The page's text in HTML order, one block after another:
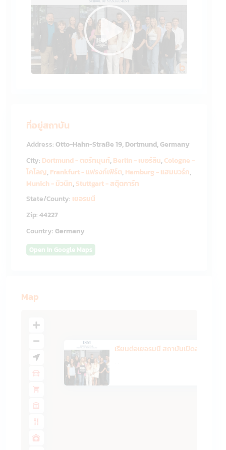
ที่อยู่สถาบัน
Address:Otto-Hahn-Straße 19, Dortmund, Germany
City: Dortmund - ดอร์ทมุนท์,Berlin - เบอร์ลิน,Cologne -
โคโลญ,Frankfurt - แฟรงก์เฟิร์ต,Hamburg - แฮมบวร์ก,
Munich - มิวนิก,Stuttgart - สตุ๊ตการ์ท
State/County: เยอรมนี
Zip:44227
Country:Germany
Open In Google Maps
Map
เรียนต่อเยอรมนี สถาบันเปิดสอนห...
· ·